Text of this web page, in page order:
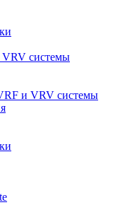
системы
и VRV системы